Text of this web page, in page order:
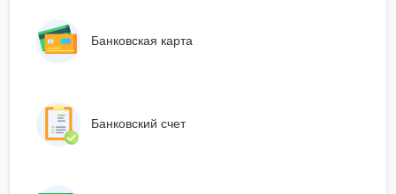
Банковская карта
Банковский счет